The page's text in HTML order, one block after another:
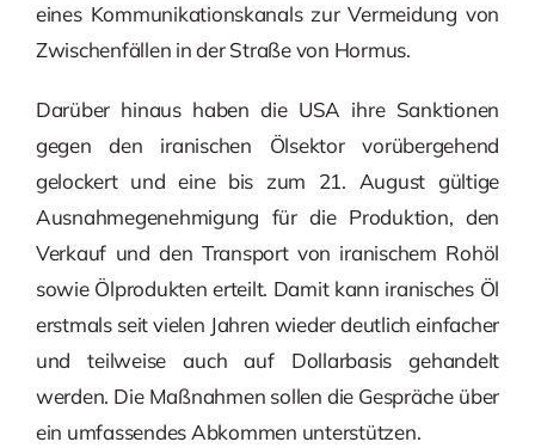
eines Kommunikationskanals zur Vermeidung von
Zwischenfällen in der Straße von Hormus.
Darüber hinaus haben die USA ihre Sanktionen
gegen den iranischen Ölsektor vorübergehend
gelockert und eine bis zum 21. August gültige
Ausnahmegenehmigung für die Produktion, den
Verkauf und den Transport von iranischem Rohöl
sowie Ölprodukten erteilt. Damit kann iranisches Öl
erstmals seit vielen Jahren wieder deutlich einfacher
und teilweise auch auf Dollarbasis gehandelt
werden. Die Maßnahmen sollen die Gespräche über
ein umfassendes Abkommen unterstützen.